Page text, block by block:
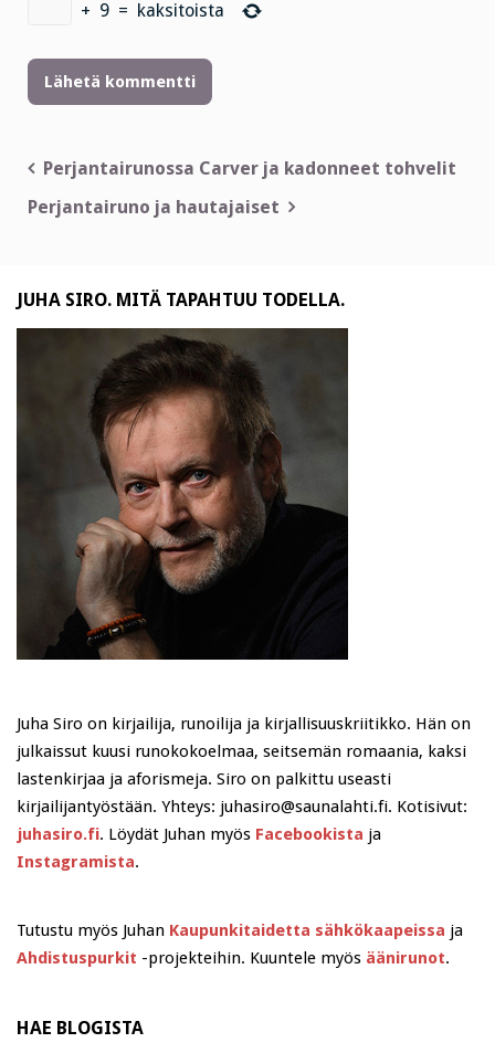
+ 9 = kaksitoista
Artikkelien
selaus
Perjantairunossa Carver ja kadonneet tohvelit
Perjantairuno ja hautajaiset
JUHA SIRO. MITÄ TAPAHTUU TODELLA.
Juha Siro on kirjailija, runoilija ja kirjallisuuskriitikko. Hän on
julkaissut kuusi runokokoelmaa, seitsemän romaania, kaksi
lastenkirjaa ja aforismeja. Siro on palkittu useasti
kirjailijantyöstään. Yhteys: juhasiro@saunalahti.fi. Kotisivut:
juhasiro.fi. Löydät Juhan myös Facebookista ja
Instagramista.
Tutustu myös Juhan Kaupunkitaidetta sähkökaapeissa ja
Ahdistuspurkit -projekteihin. Kuuntele myös äänirunot.
HAE BLOGISTA